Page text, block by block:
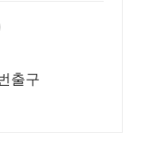
출구